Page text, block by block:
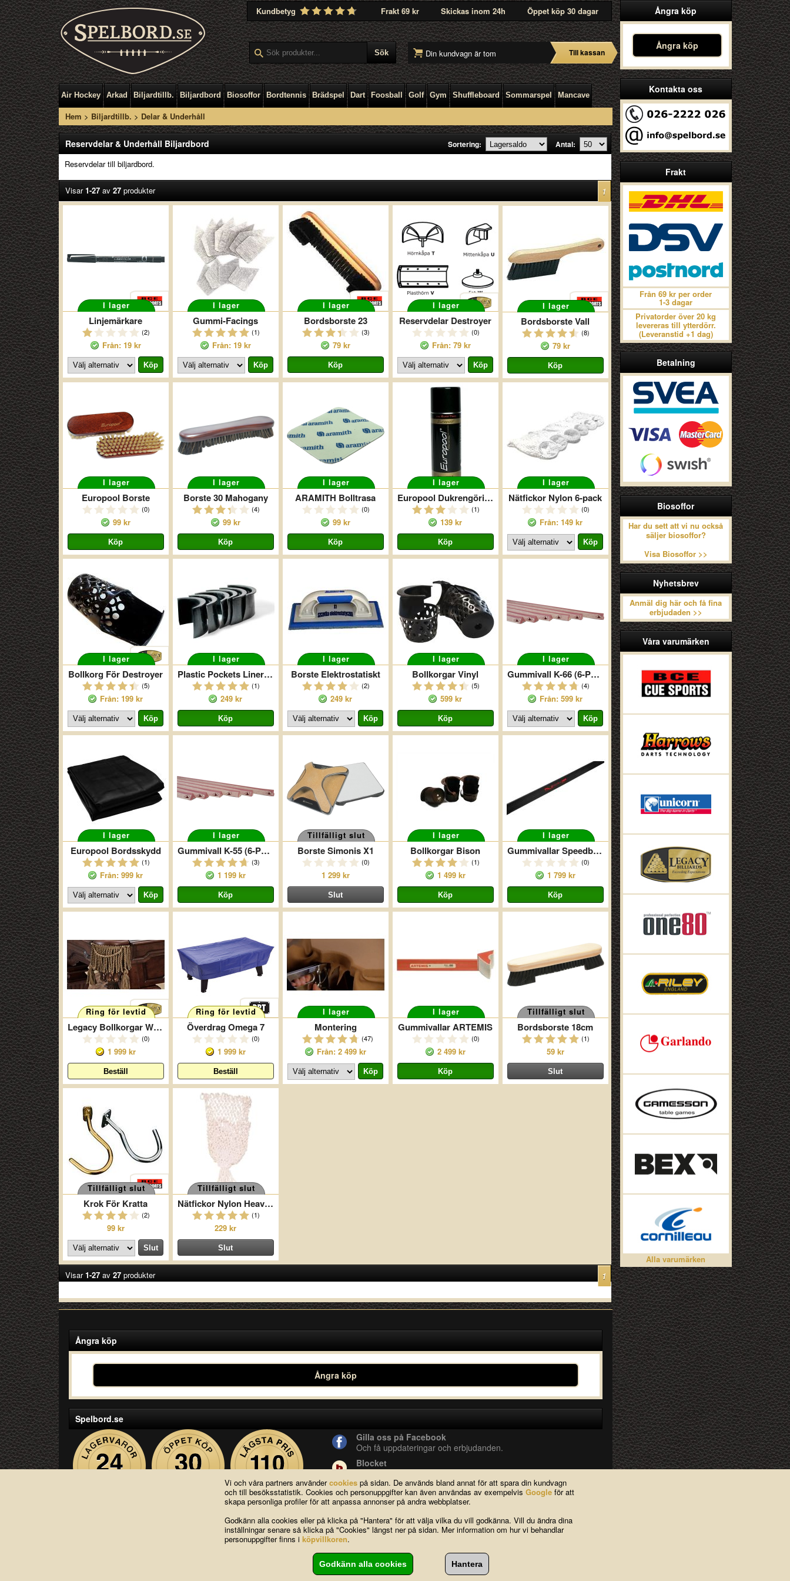
Vi och våra partners användercookies på sidan. De används bland annat för att spara din kundvagn
och till besöksstatistik. Cookies och personuppgifter kan även användas av exempelvis Google för att
skapa personliga profiler för att anpassa annonser på andra webbplatser.
Godkänn alla cookies eller på klicka på "Hantera" för att välja vilka du vill godkänna. Vill du ändra dina
inställningar senare så klicka på "Cookies" längst ner på sidan. Mer information om hur vi behandlar
personuppgifter finns i köpvillkoren.
Kundbetyg Frakt 69 kr Skickas inom 24h Öppet köp 30 dagar
Din kundvagn är tom Till kassan
Air Hockey Arkad Biljardtillb. Biljardbord Biosoffor Bordtennis Brädspel Dart Foosball Golf Gym Shuffleboard Sommarspel Mancave
Hem > Biljardtillb. > Delar & Underhåll
Ångra köp
Ångra köp
Kontakta oss
Frakt
Från 69 kr per order
1-3 dagar
Privatorder över 20 kg
levereras till ytterdörr.
(Leveranstid +1 dag)
Betalning
Biosoffor
Har du sett att vi nu också
säljer biosoffor?
Visa Biosoffor >>
Nyhetsbrev
Anmäl dig här och få fina
erbjudaden >>
Våra varumärken
Alla varumärken
Reservdelar & Underhåll Biljardbord Sortering: Antal:
Reservdelar till biljardbord.
Visar1-27av 27produkter 1
I lager
Linjemärkare
(2)
Från: 19 kr
I lager
Gummi-Facings
(1)
Från: 19 kr
I lager
Bordsborste 23
(3)
79 kr
I lager
Reservdelar Destroyer
(0)
Från: 79 kr
I lager
Bordsborste Vall
(8)
79 kr
I lager
Europool Borste
(0)
99 kr
I lager
Borste 30 Mahogany
(4)
99 kr
I lager
ARAMITH Bolltrasa
(0)
99 kr
I lager
Europool Dukrengöring
(1)
139 kr
I lager
Nätfickor Nylon 6-pack
(0)
Från: 149 kr
I lager
Bollkorg För Destroyer
(5)
Från: 199 kr
I lager
Plastic Pockets Liners 6pcs
(1)
249 kr
I lager
Borste Elektrostatiskt
(2)
249 kr
I lager
Bollkorgar Vinyl
(5)
599 kr
I lager
Gummivall K-66 (6-Pack)
(4)
Från: 599 kr
I lager
Europool Bordsskydd
(1)
Från: 999 kr
I lager
Gummivall K-55 (6-Pack)
(3)
1 199 kr
Tillfälligt slut
Borste Simonis X1
(0)
1 299 kr
I lager
Bollkorgar Bison
(1)
1 499 kr
I lager
Gummivallar Speedball Ultra
(0)
1 799 kr
Ring för levtid
Legacy Bollkorgar Winston
(0)
1 999 kr
Ring för levtid
Överdrag Omega 7
(0)
1 999 kr
I lager
Montering
(47)
Från: 2 499 kr
I lager
Gummivallar ARTEMIS
(0)
2 499 kr
Tillfälligt slut
Bordsborste 18cm
(1)
59 kr
Tillfälligt slut
Krok För Kratta
(2)
99 kr
Tillfälligt slut
Nätfickor Nylon Heavy 6-pack
(1)
229 kr
Visar1-27av 27produkter 1
Ångra köp
Ångra köp
Spelbord.se
Gilla oss på Facebook
Och få uppdateringar och erbjudanden.
Blocket
YouTube
Se våra produkter live i vår YouTube-kanal.
FAQ|Om oss|Köpvillkor|Cookies|Kontakta oss